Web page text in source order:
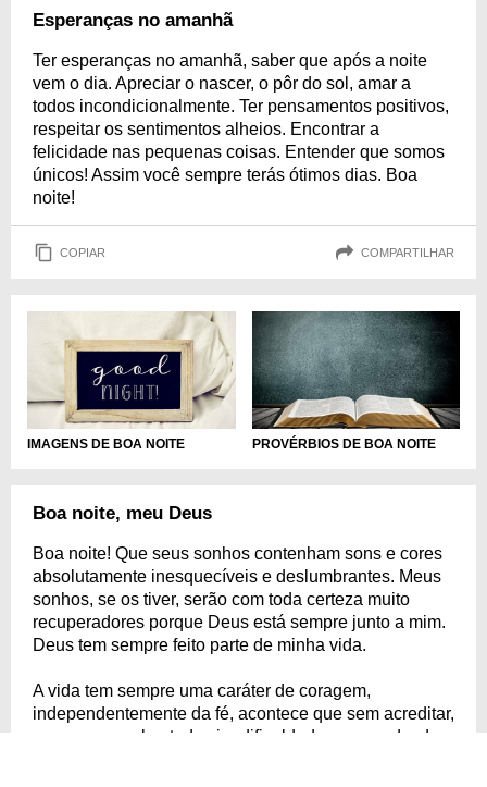
Esperanças no amanhã
Ter esperanças no amanhã, saber que após a noite
vem o dia. Apreciar o nascer, o pôr do sol, amar a
todos incondicionalmente. Ter pensamentos positivos,
respeitar os sentimentos alheios. Encontrar a
felicidade nas pequenas coisas. Entender que somos
únicos! Assim você sempre terás ótimos dias. Boa
noite!
COPIAR COMPARTILHAR
IMAGENS DE BOA NOITE PROVÉRBIOS DE BOA NOITE
Boa noite, meu Deus
Boa noite! Que seus sonhos contenham sons e cores
absolutamente inesquecíveis e deslumbrantes. Meus
sonhos, se os tiver, serão com toda certeza muito
recuperadores porque Deus está sempre junto a mim.
Deus tem sempre feito parte de minha vida.
A vida tem sempre uma caráter de coragem,
independentemente da fé, acontece que sem acreditar,
sem crer em algo tudo vira dificuldade e o mundo, de